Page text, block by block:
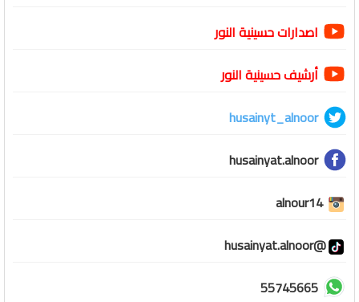
اصدارات حسينية النور
أرشيف حسينية النور
husainyt_alnoor
husainyat.alnoor
alnour14
@husainyat.alnoor
55745665